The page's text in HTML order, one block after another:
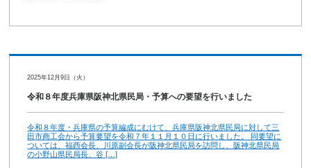
2025年12月9日（火）
令和８年度兵庫県阪神北県民局・予算への要望を行いました
令和８年度・兵庫県の予算編成にむけて、兵庫県阪神北県民局に対して三
田市商工会から予算要望を令和７年１１月１０日に行いました。 同要望に
ついては、福西会長、川原副会長が阪神北県民局を訪問し、阪神北県民局
の小野山県民局長、谷 […]